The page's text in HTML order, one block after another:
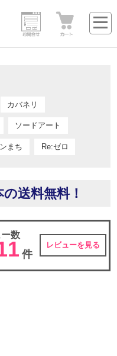
カバネリ
ソードアート
まち Re:ゼロ
送料無料！
数
件
レビューを見る